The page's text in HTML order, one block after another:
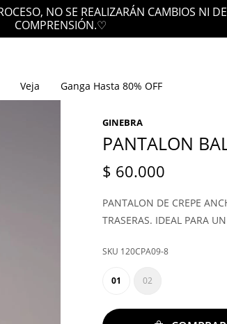
EN ENVÍOS GRATIS POR SOBRE
Veja Ganga Hasta 80% OFF
GINEBRA
PANTALON
$ 60.000
PANTALON DE CREPE
TRASERAS. IDEAL PARA
120CPA09-8
01 02